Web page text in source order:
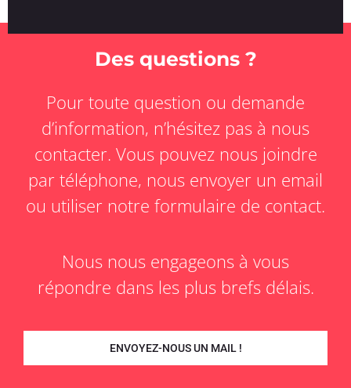
Des questions ?
Pour toute question ou demande
d’information, n’hésitez pas à nous
contacter. Vous pouvez nous joindre
par téléphone, nous envoyer un email
ou utiliser notre formulaire de contact.
Nous nous engageons à vous
répondre dans les plus brefs délais.
ENVOYEZ-NOUS UN MAIL !